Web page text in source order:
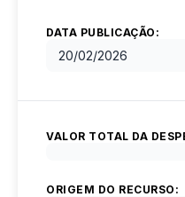
DATA PUBLICAÇÃO:
20/02/2026
VALOR TOTAL DA
ORIGEM DO RECURSO: